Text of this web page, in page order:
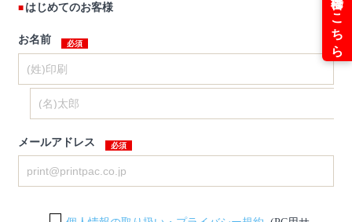
はじめてのお客様
お名前
メールアドレス